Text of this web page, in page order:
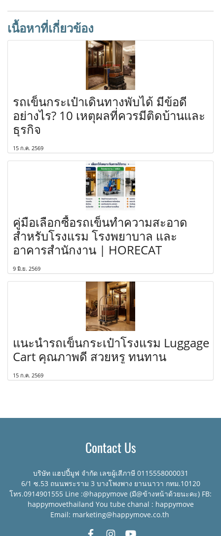
เนื้อหาที่เกี่ยวข้อง
รถเข็นกระเป๋าเดินทางพับได้ มีข้อดี
อย่างไร? 10 เหตุผลที่ควรมีติดบ้านและ
ธุรกิจ
15 ก.ค. 2569
คู่มือเลือกซื้อรถเข็นทำความสะอาด
สำหรับโรงแรม โรงพยาบาล และ
อาคารสำนักงาน | HORECAT
9 มิ.ย. 2569
แนะนำรถเข็นกระเป๋าโรงแรม Luggage
Cart คุณภาพดี สวยหรู ทนทาน
15 ก.ค. 2569
Contact Us
บริษัท แฮปปี้มูฟ จำกัด เลขผู้เสีภาษี 0115558000031
6/1 ซ.53 ถนนพระราม 3 บางโพงพาง ยานนาวา กทม.10120
โทร.0914901555 Line :@happymove (มี@ข้างหน้าด้วยนะคะ) FB:
happymovethailand You tube chanal : happymove
Email: marketing@happymove.co.th